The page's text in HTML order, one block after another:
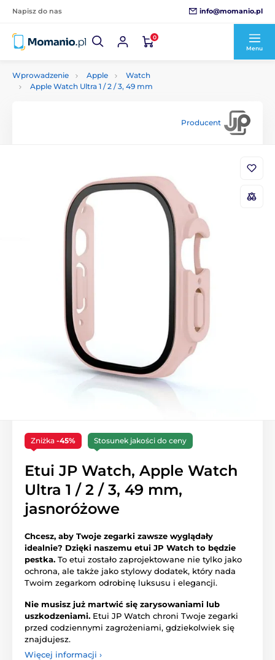
Napisz do nas info@momanio.pl
0
Menu
Wprowadzenie Apple
Watch
Apple Watch Ultra 1 / 2 / 3, 49 mm
Producent
Zniżka -45% Stosunek jakości do ceny
Etui JP Watch, Apple Watch
Ultra 1 / 2 / 3, 49 mm,
jasnoróżowe
Chcesz, aby Twoje zegarki zawsze wyglądały
idealnie? Dzięki naszemu etui JP Watch to będzie
pestka. To etui zostało zaprojektowane nie tylko jako
ochrona, ale także jako stylowy dodatek, który nada
Twoim zegarkom odrobinę luksusu i elegancji.
Nie musisz już martwić się zarysowaniami lub
uszkodzeniami. Etui JP Watch chroni Twoje zegarki
przed codziennymi zagrożeniami, gdziekolwiek się
znajdujesz.
Więcej informacji ›